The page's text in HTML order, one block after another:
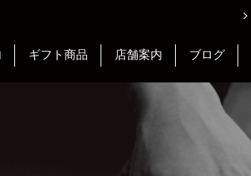
ギフト商品 店舗案内 ブログ